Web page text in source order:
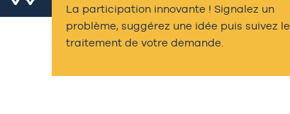
La participation innovante ! Signalez un
problème, suggérez une idée puis suivez le
traitement de votre demande.